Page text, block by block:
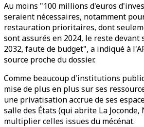
Au moins "100 millions d'euros
seraient nécessaires, notamment
restauration prioritaires, dont
sont assurés en 2024, le reste devant
2032, faute de budget", a indiqué à
source proche du dossier.
Comme beaucoup d'institutions
mise de plus en plus sur ses
une privatisation accrue de ses
salle des États (qui abrite La Joconde,
multiplier celles issues du mécénat.